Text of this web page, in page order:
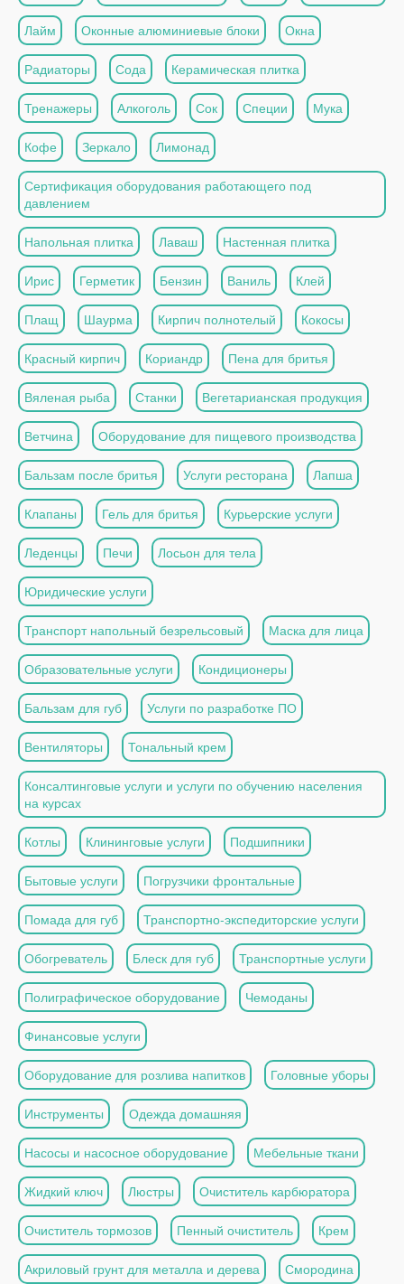
Лайм Оконные алюминиевые блоки Окна
Радиаторы Сода Керамическая плитка
Тренажеры Алкоголь Сок Специи Мука
Кофе Зеркало Лимонад
Сертификация оборудования работающего под
давлением
Напольная плитка Лаваш Настенная плитка
Ирис Герметик Бензин Ваниль Клей
Плащ Шаурма Кирпич полнотелый Кокосы
Красный кирпич Кориандр Пена для бритья
Вяленая рыба Станки Вегетарианская продукция
Ветчина Оборудование для пищевого производства
Бальзам после бритья Услуги ресторана Лапша
Клапаны Гель для бритья Курьерские услуги
Леденцы Печи Лосьон для тела
Юридические услуги
Транспорт напольный безрельсовый Маска для лица
Образовательные услуги Кондиционеры
Бальзам для губ Услуги по разработке ПО
Вентиляторы Тональный крем
Консалтинговые услуги и услуги по обучению населения
на курсах
Котлы Клининговые услуги Подшипники
Бытовые услуги Погрузчики фронтальные
Помада для губ Транспортно-экспедиторские услуги
Обогреватель Блеск для губ Транспортные услуги
Полиграфическое оборудование Чемоданы
Финансовые услуги
Оборудование для розлива напитков Головные уборы
Инструменты Одежда домашняя
Насосы и насосное оборудование Мебельные ткани
Жидкий ключ Люстры Очиститель карбюратора
Очиститель тормозов Пенный очиститель Крем
Акриловый грунт для металла и дерева Смородина